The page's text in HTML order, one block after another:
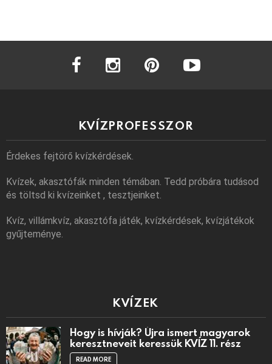
facebook instagram
KVÍZPROFESSZOR
Érdekes fejtörő kvízkérdések.
Kvízek, akasztófák minden témában. Tedd próbára tudásod
és töltsd ki kvízeinket , tesztjeinket.
Kvíz, villámkvíz, akasztófa játék, kvízkérdések, kvízjátékok
gyűjteménye.
KVÍZEK
Hogy is hívják? Újra ismert magyarok
keresztneveit keressük KVÍZ 11. rész
READ MORE